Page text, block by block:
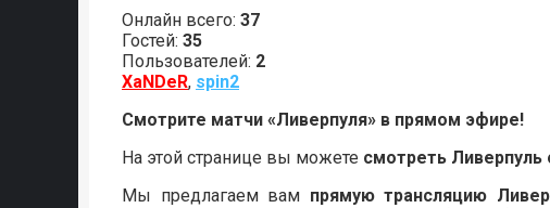
Онлайн всего: 37
Гостей: 35
Пользователей: 2
XaNDeR, spin2
Смотрите матчи «Ливерпуля» в прямом эфире!
На этой странице вы можете смотреть Ливерпуль
Мы предлагаем вам прямую трансляцию